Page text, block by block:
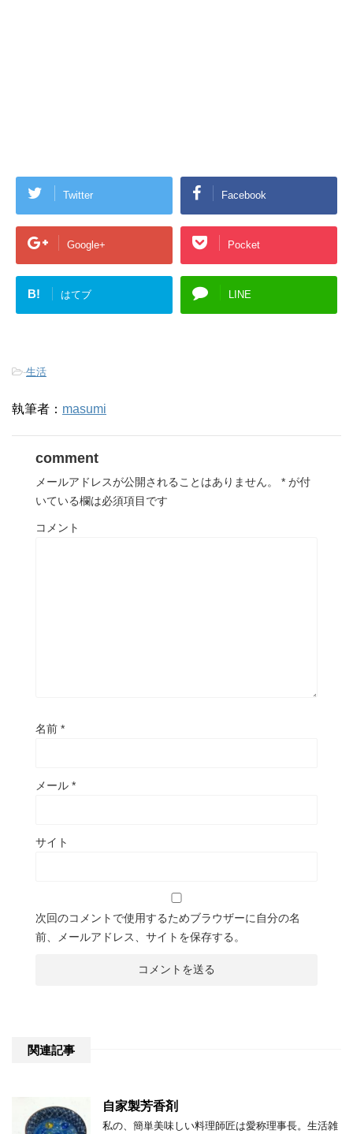
Twitter Facebook
Google+ Pocket
B! はてブ LINE
-生活
執筆者： masumi
comment
メールアドレスが公開されることはありません。 * が付
いている欄は必須項目です
コメント
名前 *
メール *
サイト
次回のコメントで使用するためブラウザーに自分の名
前、メールアドレス、サイトを保存する。
関連記事
自家製芳香剤
私の、簡単美味しい料理師匠は愛称理事長。生活雑